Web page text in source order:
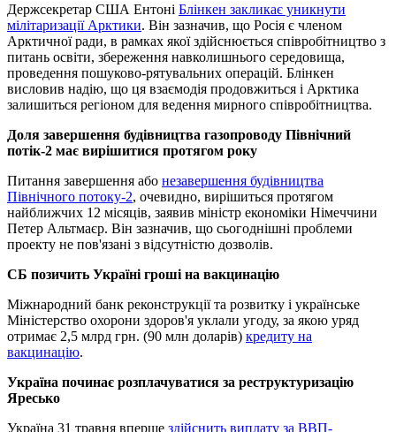
Держсекретар США Ентоні Блінкен закликає уникнути
мілітаризації Арктики. Він зазначив, що Росія є членом
Арктичної ради, в рамках якої здійснюється співробітництво з
питань освіти, збереження навколишнього середовища,
проведення пошуково-рятувальних операцій. Блінкен
висловив надію, що ця взаємодія продовжиться і Арктика
залишиться регіоном для ведення мирного співробітництва.
Доля завершення будівництва газопроводу Північний
потік-2 має вирішитися протягом року
Питання завершення або незавершення будівництва
Північного потоку-2, очевидно, вирішиться протягом
найближчих 12 місяців, заявив міністр економіки Німеччини
Петер Альтмаєр. Він зазначив, що сьогоднішні проблеми
проекту не пов'язані з відсутністю дозволів.
СБ позичить Україні гроші на вакцинацію
Міжнародний банк реконструкції та розвитку і українське
Міністерство охорони здоров'я уклали угоду, за якою уряд
отримає 2,5 млрд грн. (90 млн доларів) кредиту на
вакцинацію.
Україна починає розплачуватися за реструктуризацію
Яресько
Україна 31 травня вперше здійснить виплату за ВВП-